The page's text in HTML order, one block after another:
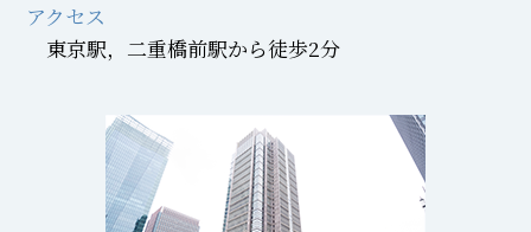
アクセス
東京駅，二重橋前駅から徒歩2分